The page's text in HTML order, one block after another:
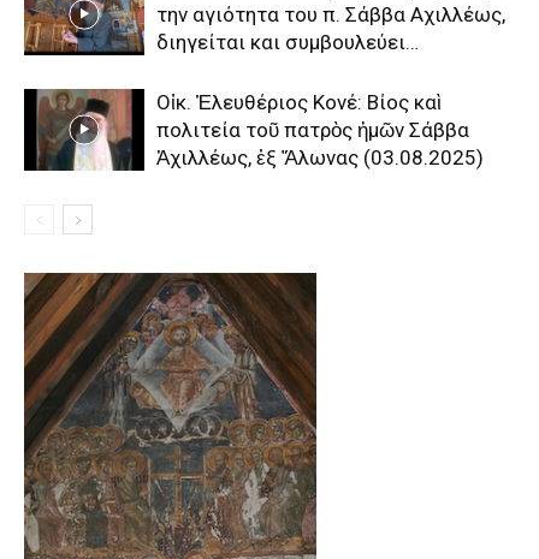
την αγιότητα του π. Σάββα Αχιλλέως,
διηγείται και συμβουλεύει…
Οἰκ. Ἐλευθέριος Κονέ: Βίος καὶ
πολιτεία τοῦ πατρὸς ἡμῶν Σάββα
Ἀχιλλέως, ἐξ Ἅλωνας (03.08.2025)